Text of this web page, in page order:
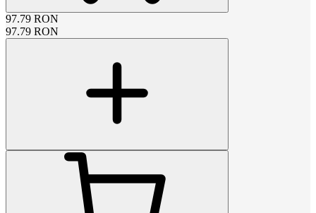
97.79 RON
97.79 RON